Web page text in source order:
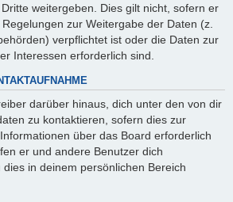
weitergeben. Dies gilt nicht, sofern er
zur Weitergabe der Daten (z.
verpflichtet ist oder die Daten zur
Interessen erforderlich sind.
darüber hinaus, dich unter den von dir
zu kontaktieren, sofern dies zur
über das Board erforderlich
er und andere Benutzer dich
in deinem persönlichen Bereich